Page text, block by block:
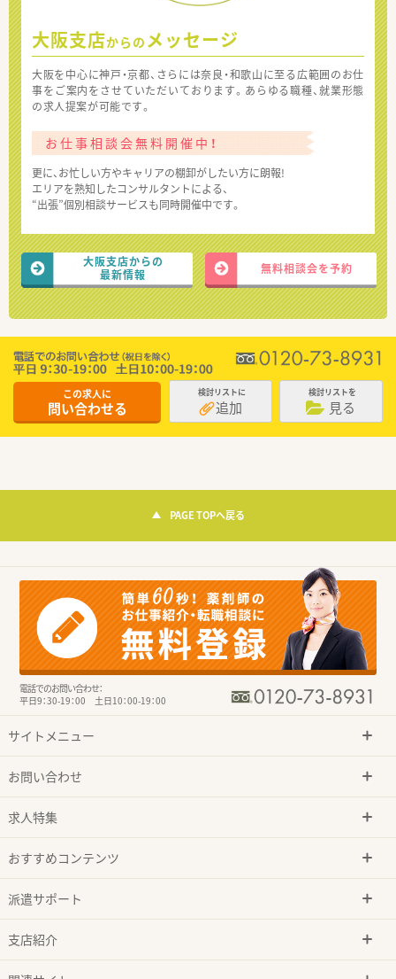
大阪支店からの メッセージ
大阪を中心に神戸・京都、さらには奈良・和歌山に至る広範囲のお仕
事をご案内をさせていただいております。あらゆる職種、就業形態
の求人提案が可能です。
お仕事相談会無料開催中！
更に、お忙しい方やキャリアの棚卸がしたい方に朗報!
エリアを熟知したコンサルタントによる、
“出張”個別相談サービスも同時開催中です。
大阪支店からの
最新情報
無料相談会を予約
この求人に
問い合わせる
検討リストに
追加
検討リストを
見る
PAGE TOPへ戻る
電話でのお問い合わせ：
平日9：30-19：00 土日10：00-19：00
サイトメニュー
お問い合わせ
求人特集
おすすめコンテンツ
派遣サポート
支店紹介